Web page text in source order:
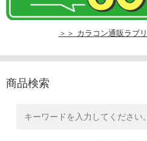
＞＞ カラコン通販ラブ
商品検索